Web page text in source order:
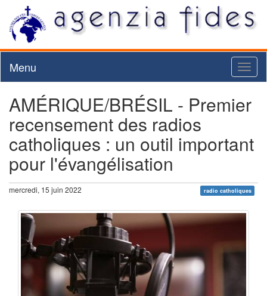
Menu
AMÉRIQUE/BRÉSIL - Premier
recensement des radios
catholiques : un outil important
pour l'évangélisation
mercredi, 15 juin 2022 radio catholiques